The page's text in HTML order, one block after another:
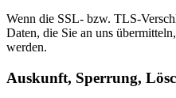
Wenn die SSL- bzw. TLS-
Daten, die Sie an uns
werden.
Auskunft, Sperrung,